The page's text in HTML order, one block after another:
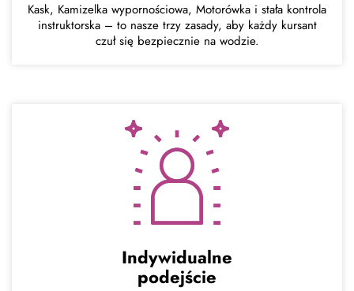
Kask, Kamizelka wypornościowa, Motorówka i stała kontrola
instruktorska – to nasze trzy zasady, aby każdy kursant
czuł się bezpiecznie na wodzie.
Indywidualne
podejście